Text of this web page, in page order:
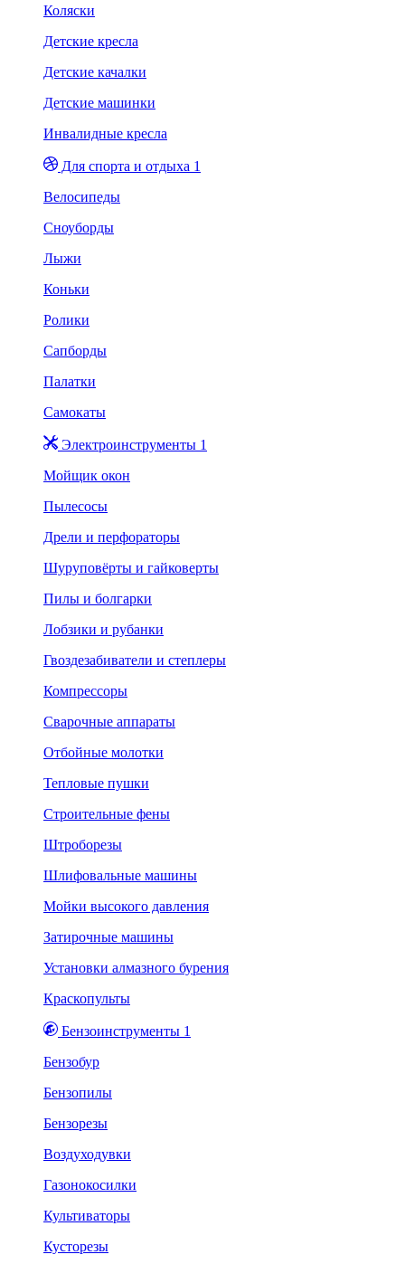
Коляски
Детские кресла
Детские качалки
Детские машинки
Инвалидные кресла
Для спорта и отдыха 1
Велосипеды
Сноуборды
Лыжи
Коньки
Ролики
Сапборды
Палатки
Самокаты
Электроинструменты 1
Мойщик окон
Пылесосы
Дрели и перфораторы
Шуруповёрты и гайковерты
Пилы и болгарки
Лобзики и рубанки
Гвоздезабиватели и степлеры
Компрессоры
Сварочные аппараты
Отбойные молотки
Тепловые пушки
Строительные фены
Штроборезы
Шлифовальные машины
Мойки высокого давления
Затирочные машины
Установки алмазного бурения
Краскопульты
Бензоинструменты 1
Бензобур
Бензопилы
Бензорезы
Воздуходувки
Газонокосилки
Культиваторы
Кусторезы